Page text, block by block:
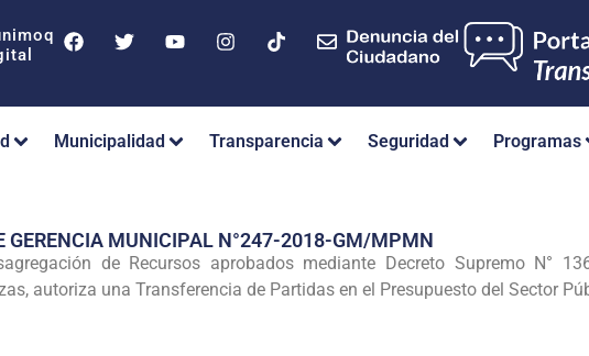
Municipalidad Transparencia Seguridad Programas
GERENCIA MUNICIPAL N°247-2018-GM/MPMN
de Recursos aprobados mediante Decreto Supremo N°
autoriza una Transferencia de Partidas en el Presupuesto del Sector